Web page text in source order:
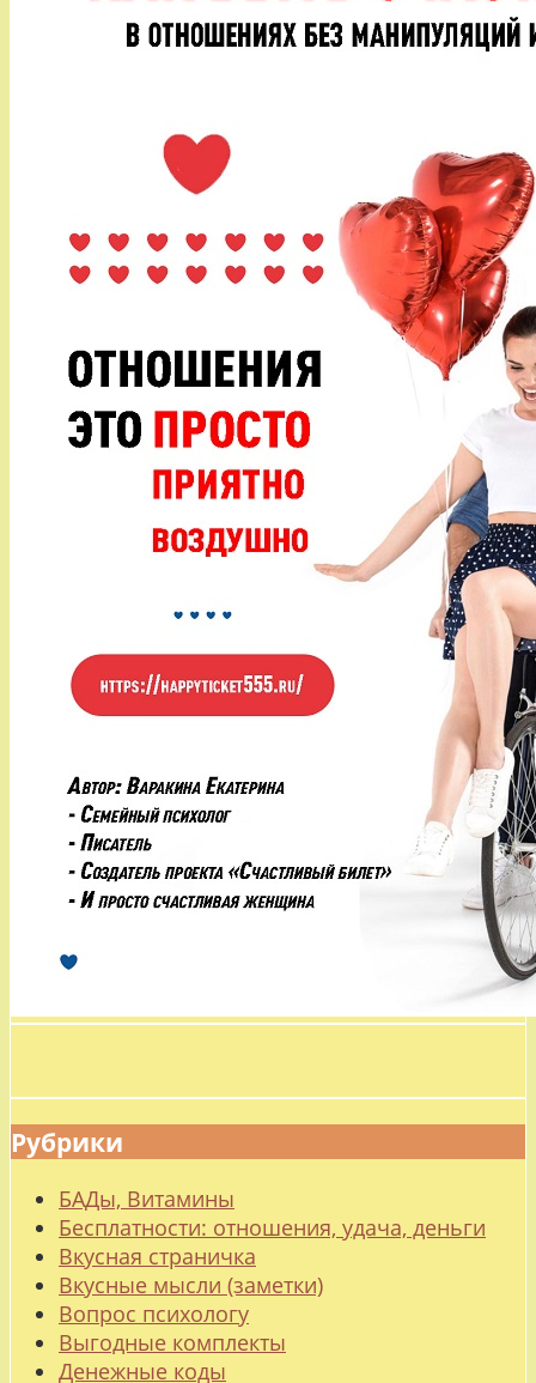
Рубрики
БАДы, Витамины
Бесплатности: отношения, удача, деньги
Вкусная страничка
Вкусные мысли (заметки)
Вопрос психологу
Выгодные комплекты
Денежные коды